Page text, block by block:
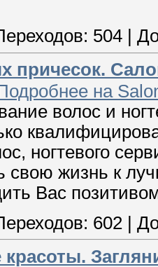
504
причесок.
на
волос и
ногтевого
свою жизнь к
Вас
602